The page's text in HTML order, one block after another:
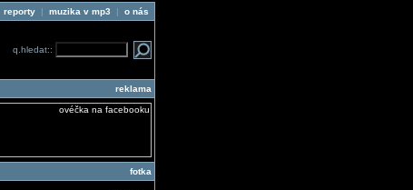
reporty| muzika v mp3 | o nás
q.hledat::
reklama
fotka